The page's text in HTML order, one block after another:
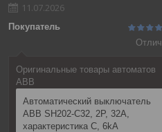
11.07.2026
Покупатель
Оригинальные товары автоматов
ABB
Автоматический выключатель
ABB SH202-C32, 2P, 32А,
характеристика C, 6kA